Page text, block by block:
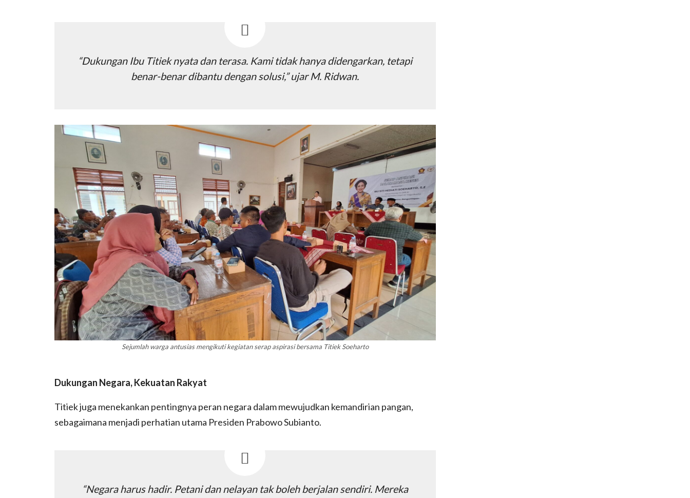
“Dukungan Ibu Titiek nyata dan terasa. Kami tidak hanya didengarkan, tetapi
benar-benar dibantu dengan solusi,” ujar M. Ridwan.
Sejumlah warga antusias mengikuti kegiatan serap aspirasi bersama Titiek Soeharto
Dukungan Negara, Kekuatan Rakyat
Titiek juga menekankan pentingnya peran negara dalam mewujudkan kemandirian pangan,
sebagaimana menjadi perhatian utama Presiden Prabowo Subianto.
“Negara harus hadir. Petani dan nelayan tak boleh berjalan sendiri. Mereka